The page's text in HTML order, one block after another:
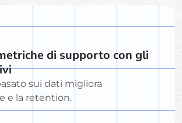
di supporto con gli
sui dati migliora
e la retention.